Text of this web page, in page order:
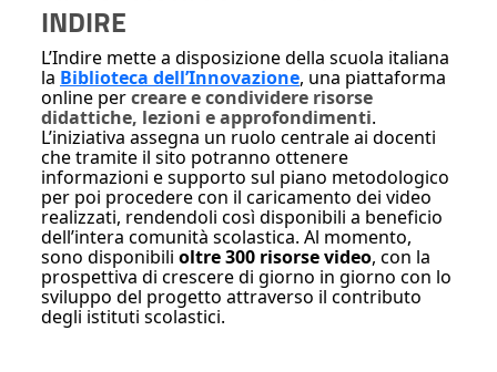
INDIRE
L’Indire mette a disposizione della scuola italiana
la Biblioteca dell’Innovazione, una piattaforma
online percreare e condividere risorse
didattiche, lezioni e approfondimenti.
L’iniziativa assegna un ruolo centrale ai docenti
che tramite il sito potranno ottenere
informazioni e supporto sul piano metodologico
per poi procedere con il caricamento dei video
realizzati, rendendoli così disponibili a beneficio
dell’intera comunità scolastica. Al momento,
sono disponibili oltre 300 risorse video, con la
prospettiva di crescere di giorno in giorno con lo
sviluppo del progetto attraverso il contributo
degli istituti scolastici.